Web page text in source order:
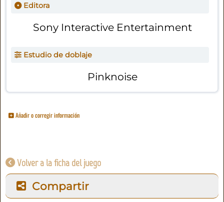
Editora
Sony Interactive Entertainment
Estudio de doblaje
Pinknoise
Añadir o corregir información
Volver a la ficha del juego
Compartir